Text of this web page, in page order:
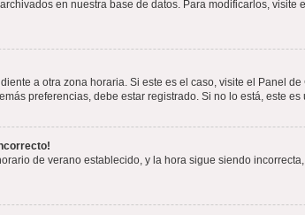
en nuestra base de datos. Para modificarlos,
a otra zona horaria. Si este es el caso, visite el Panel
preferencias, debe estar registrado. Si no lo está, este
de verano establecido, y la hora sigue siendo